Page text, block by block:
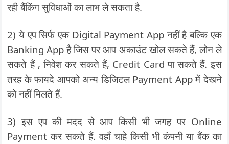
रही बैंकिंग सुविधाओं का लाभ ले सकता है.
2) ये एप सिर्फ एक Digital Payment App नहीं है बल्कि एक
Banking App है जिस पर आप अकाउंट खोल सकते हैं, लोन ले
सकते हैं , निवेश कर सकते हैं, Credit Card पा सकते हैं. इस
तरह के फायदे आपको अन्य डिजिटल Payment App में देखने
को नहीं मिलते हैं.
3) इस एप की मदद से आप किसी भी जगह पर Online
Payment कर सकते हैं. वहाँ चाहे किसी भी कंपनी या बैंक का